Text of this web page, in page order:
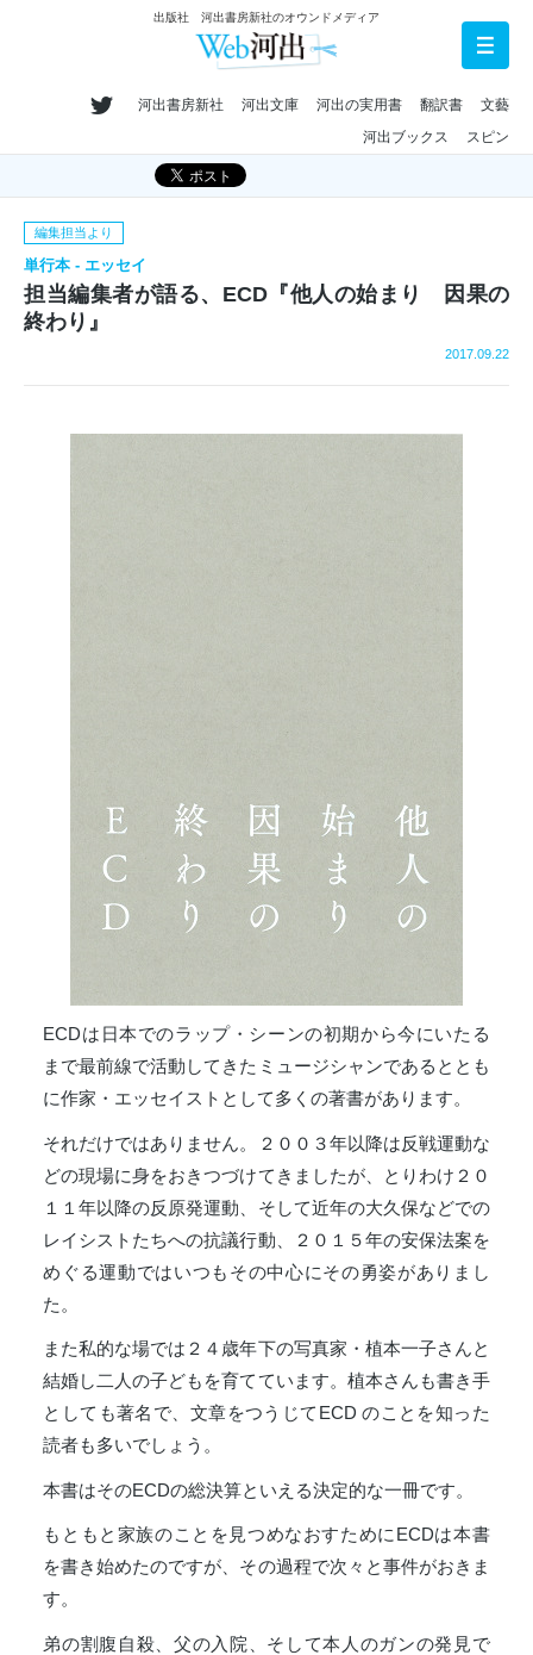
出版社 河出書房新社のオウンドメディア
河出書房新社 河出文庫 河出の実用書 翻訳書
文藝
河出ブックス
スピン
編集担当より
単行本 - エッセイ
担当編集者が語る、ECD『他人の始まり 因果の
終わり』
2017.09.22
ECDは日本でのラップ・シーンの初期から今にいたる
まで最前線で活動してきたミュージシャンであるととも
に作家・エッセイストとして多くの著書があります。
それだけではありません。２００３年以降は反戦運動な
どの現場に身をおきつづけてきましたが、とりわけ２０
１１年以降の反原発運動、そして近年の大久保などでの
レイシストたちへの抗議行動、２０１５年の安保法案を
めぐる運動ではいつもその中心にその勇姿がありまし
た。
また私的な場では２４歳年下の写真家・植本一子さんと
結婚し二人の子どもを育てています。植本さんも書き手
としても著名で、文章をつうじてECD のことを知った
読者も多いでしょう。
本書はそのECDの総決算といえる決定的な一冊です。
もともと家族のことを見つめなおすためにECDは本書
を書き始めたのですが、その過程で次々と事件がおきま
す。
弟の割腹自殺、父の入院、そして本人のガンの発見で